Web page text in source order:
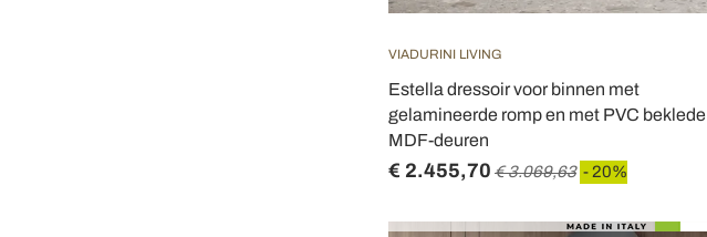
VIADURINI LIVING
Estella dressoir voor binnen met
gelamineerde romp en met PVC beklede
MDF-deuren
€ 2.455,70 € 3.069,63 - 20%